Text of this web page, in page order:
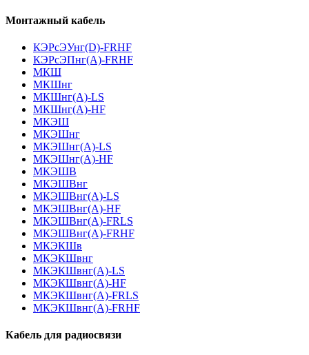
Монтажный кабель
КЭРсЭУнг(D)-FRHF
КЭРсЭПнг(А)-FRHF
МКШ
МКШнг
МКШнг(А)-LS
МКШнг(А)-HF
МКЭШ
МКЭШнг
МКЭШнг(А)-LS
МКЭШнг(А)-HF
МКЭШВ
МКЭШВнг
МКЭШВнг(А)-LS
МКЭШВнг(А)-HF
МКЭШВнг(А)-FRLS
МКЭШВнг(А)-FRHF
МКЭКШв
МКЭКШвнг
МКЭКШвнг(А)-LS
МКЭКШвнг(A)-HF
МКЭКШвнг(А)-FRLS
МКЭКШвнг(A)-FRHF
Кабель для радиосвязи